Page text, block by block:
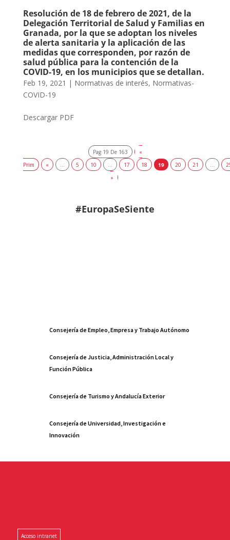
Resolución de 18 de febrero de 2021, de la
Delegación Territorial de Salud y Familias en
Granada, por la que se adoptan los niveles
de alerta sanitaria y la aplicación de las
medidas que corresponden, por razón de
salud pública para la contención de la
COVID-19, en los municipios que se detallan.
Feb 19, 2021 | Normativas de interés, Normativas-
COVID-19
Descargar PDF
Pag 19 De 163
«
Prim
« 5 10 17 18 19 20 21
»
#EuropaSeSiente
Consejería de Empleo, Empresa y Trabajo Autónomo
Consejería de Justicia, Administración Local y
Función Pública
Consejería de Turismo y Andalucía Exterior
Consejería de Universidad, Investigación e
Innovación
Acceso intranet